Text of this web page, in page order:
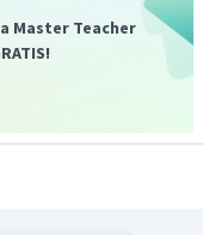
Master Teacher